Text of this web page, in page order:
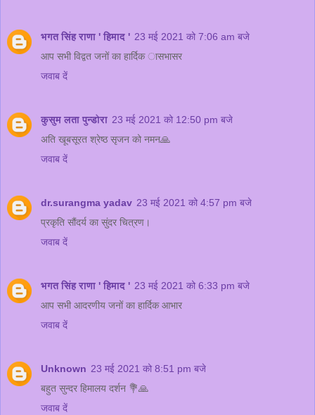
भगत सिंह राणा ' हिमाद ' 23 मई 2021 को 7:06 am बजे
आप सभी विद्वत जनों का हार्दिक ासभासर
जवाब दें
कुसुम लता पुन्डोरा 23 मई 2021 को 12:50 pm बजे
अति खूबसूरत श्रेष्ठ सृजन को नमन🙏
जवाब दें
dr.surangma yadav 23 मई 2021 को 4:57 pm बजे
प्रकृति सौंदर्य का सुंदर चित्रण।
जवाब दें
भगत सिंह राणा ' हिमाद ' 23 मई 2021 को 6:33 pm बजे
आप सभी आदरणीय जनों का हार्दिक आभार
जवाब दें
Unknown 23 मई 2021 को 8:51 pm बजे
बहुत सुन्दर हिमालय दर्शन 💐🙏
जवाब दें